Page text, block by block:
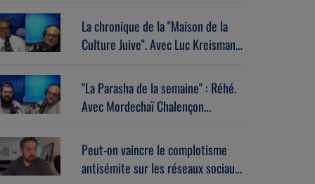
La chronique de la "Maison de la
Culture Juive". Avec Luc Kreisman
"La Parasha de la semaine" : Réhé.
Avec Mordechaï Chalençon
Peut-on vaincre le complotisme
antisémite sur les réseaux sociaux